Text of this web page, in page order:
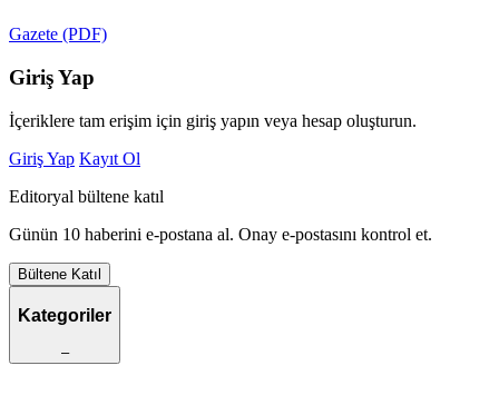
Gazete (PDF)
Giriş Yap
İçeriklere tam erişim için giriş yapın veya hesap oluşturun.
Giriş Yap Kayıt Ol
Editoryal bültene katıl
Günün 10 haberini e-postana al. Onay e-postasını kontrol et.
Bültene Katıl
Kategoriler
–